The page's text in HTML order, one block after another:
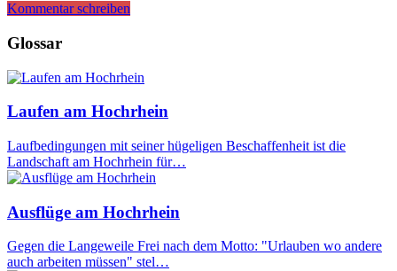
Kommentar schreiben
Glossar
Laufen am Hochrhein
Laufbedingungen mit seiner hügeligen Beschaffenheit ist die
Landschaft am Hochrhein für…
Ausflüge am Hochrhein
Gegen die Langeweile Frei nach dem Motto: "Urlauben wo andere
auch arbeiten müssen" stel…